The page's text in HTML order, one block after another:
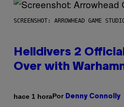
SCREENSHOT: ARROWHEAD GAME
Helldivers 2
Over with
hace 1 horaPor Denny Connolly